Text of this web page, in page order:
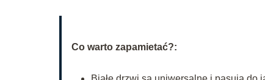
Co warto zapamietać?: